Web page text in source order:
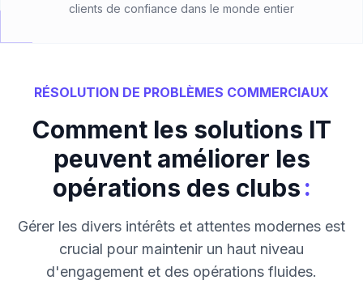
clients de confiance dans le monde entier
RÉSOLUTION DE PROBLÈMES COMMERCIAUX
Comment les solutions IT
peuvent améliorer les
opérations des clubs:
Gérer les divers intérêts et attentes modernes est
crucial pour maintenir un haut niveau
d'engagement et des opérations fluides.